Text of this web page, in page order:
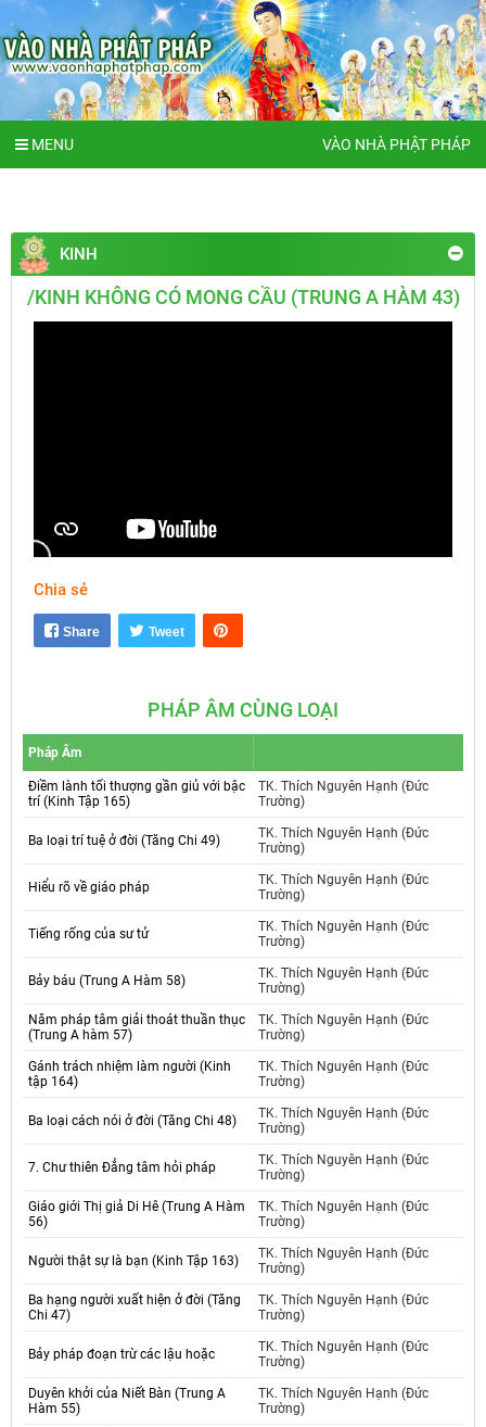
MENU VÀO NHÀ PHẬT PHÁP
KINH
/KINH KHÔNG CÓ MONG CẦU (TRUNG A HÀM 43)
Chia sẻ
Share Tweet
PHÁP ÂM CÙNG LOẠI
Pháp Âm
Điềm lành tối thượng gần giủ với bậc
trí (Kinh Tập 165)
TK. Thích Nguyên Hạnh (Đức
Trường)
Ba loại trí tuệ ở đời (Tăng Chi 49)
TK. Thích Nguyên Hạnh (Đức
Trường)
Hiểu rõ về giáo pháp
TK. Thích Nguyên Hạnh (Đức
Trường)
Tiếng rống của sư tử
TK. Thích Nguyên Hạnh (Đức
Trường)
Bảy báu (Trung A Hàm 58)
TK. Thích Nguyên Hạnh (Đức
Trường)
Năm pháp tâm giải thoát thuần thục
(Trung A hàm 57)
TK. Thích Nguyên Hạnh (Đức
Trường)
Gánh trách nhiệm làm người (Kinh
tập 164)
TK. Thích Nguyên Hạnh (Đức
Trường)
Ba loại cách nói ở đời (Tăng Chi 48)
TK. Thích Nguyên Hạnh (Đức
Trường)
7. Chư thiên Đẳng tâm hỏi pháp
TK. Thích Nguyên Hạnh (Đức
Trường)
Giáo giới Thị giả Di Hê (Trung A Hàm
56)
TK. Thích Nguyên Hạnh (Đức
Trường)
Người thật sự là bạn (Kinh Tập 163)
TK. Thích Nguyên Hạnh (Đức
Trường)
Ba hạng người xuất hiện ở đời (Tăng
Chi 47)
TK. Thích Nguyên Hạnh (Đức
Trường)
Bảy pháp đoạn trừ các lậu hoặc
TK. Thích Nguyên Hạnh (Đức
Trường)
Duyên khởi của Niết Bàn (Trung A
Hàm 55)
TK. Thích Nguyên Hạnh (Đức
Trường)